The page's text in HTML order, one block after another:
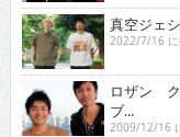
真空ジェ
2022/7/16 に
ロザン ク
ブ...
2009/12/16